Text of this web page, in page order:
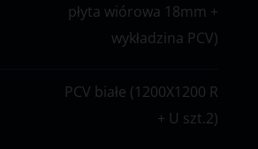
płyta wiórowa 18mm +
wykładzina PCV)
PCV białe (1200X1200 R
+ U szt.2)